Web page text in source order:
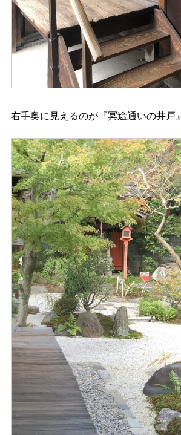
右手奥に見えるのが『冥途通いの井戸』